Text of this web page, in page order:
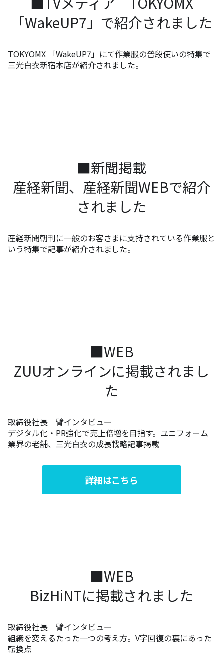
「WakeUP7」で紹介されました
TOKYOMX 「WakeUP7」にて作業服の普段使いの特集で
三光白衣新宿本店が紹介されました。
■新聞掲載
産経新聞、産経新聞WEBで紹介
されました
産経新聞朝刊に一般のお客さまに支持されている作業服と
いう特集で記事が紹介されました。
■WEB
ZUUオンラインに掲載されまし
た
取締役社長 臂インタビュー
デジタル化・PR強化で売上倍増を目指す。ユニフォーム
業界の老舗、三光白衣の成長戦略記事掲載
詳細はこちら
■WEB
BizHiNTに掲載されました
取締役社長 臂インタビュー
組織を変えるたった一つの考え方。V字回復の裏にあった
転換点